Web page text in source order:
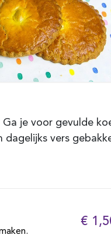
je voor gevulde
dagelijks vers
€